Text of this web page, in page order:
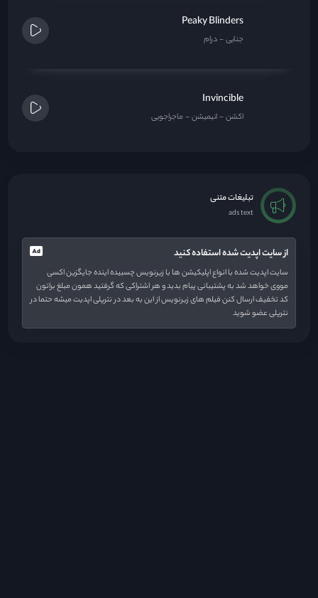
Peaky Blinders
جنایی درام
Invincible
اکشن انیمیشن ماجراجویی
تبلیغات متنی
ads text
از سایت اپدیت شده استفاده کنید
سایت اپدیت شده با انواع اپلیکیشن ها با زیرنویس چسبیده اینده جایگزین اکسی
مووی خواهد شد به پشتیبانی پیام بدید و هر اشتراکی که گرفتید همون مبلغ براتون
کد تخفیف ارسال کنن فیلم های زیرنویس از این به بعد در نترپلی اپدیت میشه حتما در
نترپلی عضو شوید